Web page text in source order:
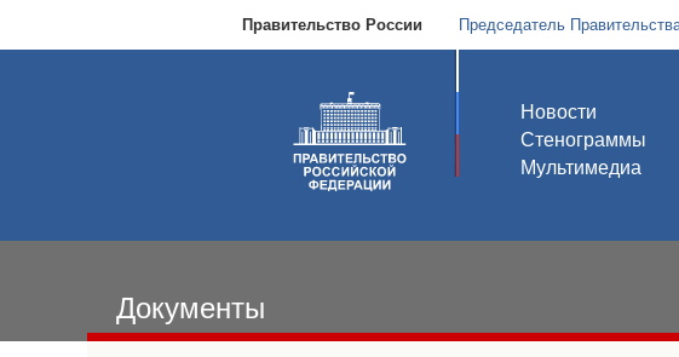
Правительство России Председатель
Новости
Стенограммы
Мультимедиа
Документы